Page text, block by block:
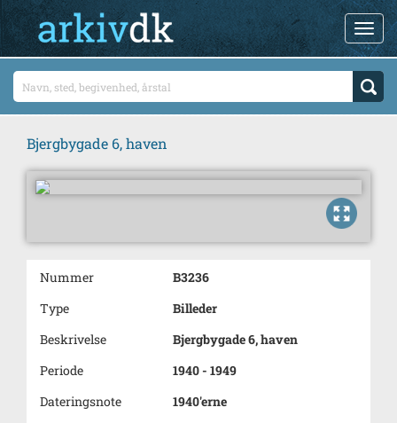
Bjergbygade 6, haven
Nummer
B3236
Type
Billeder
Beskrivelse
Bjergbygade 6, haven
Periode
1940 - 1949
Dateringsnote
1940'erne